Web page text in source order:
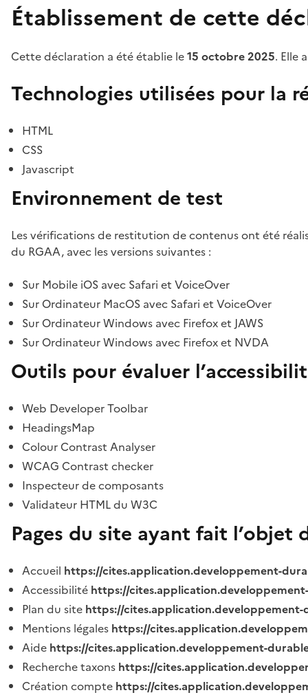
Établissement de cette
Cette déclaration a été établie le15 octobre 2025. Elle
Technologies utilisées pour la
HTML
CSS
Javascript
Environnement de test
Les vérifications de restitution de contenus ont été
du RGAA, avec les versions suivantes :
Sur Mobile iOS avec Safari et VoiceOver
Sur Ordinateur MacOS avec Safari et VoiceOver
Sur Ordinateur Windows avec Firefox et JAWS
Sur Ordinateur Windows avec Firefox et NVDA
Outils pour évaluer
Web Developer Toolbar
HeadingsMap
Colour Contrast Analyser
WCAG Contrast checker
Inspecteur de composants
Validateur HTML du W3C
Pages du site ayant fait
Accueil https://cites.application.developpement-
Accessibilité https://
Plan du site https://
Mentions légales https://
Aide https://cites.application.developpement-
Recherche taxons https://
Création compte https://